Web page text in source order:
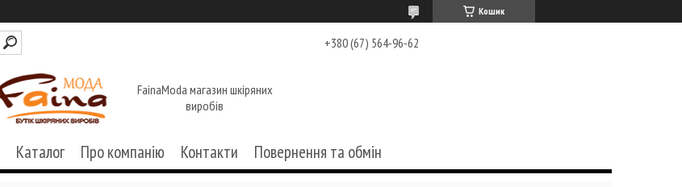
Кошик
+380 (67) 564-96-62
FainaModa магазин шкіряних
виробів
Каталог Про компанію Контакти Повернення та обмін